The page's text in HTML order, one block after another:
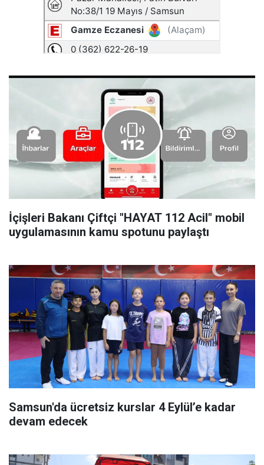
İçişleri Bakanı Çiftçi "HAYAT 112 Acil" mobil
uygulamasının kamu spotunu paylaştı
Samsun'da ücretsiz kurslar 4 Eylül’e kadar
devam edecek